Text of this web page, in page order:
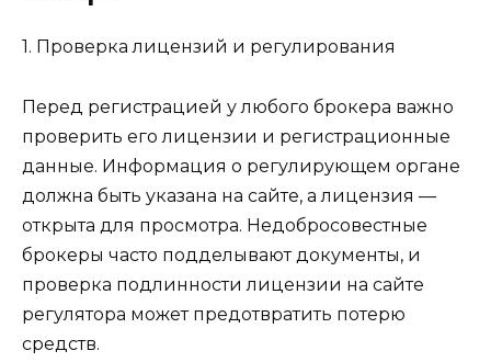
1. Проверка лицензий и регулирования
Перед регистрацией у любого брокера важно
проверить его лицензии и регистрационные
данные. Информация о регулирующем органе
должна быть указана на сайте, а лицензия —
открыта для просмотра. Недобросовестные
брокеры часто подделывают документы, и
проверка подлинности лицензии на сайте
регулятора может предотвратить потерю
средств.